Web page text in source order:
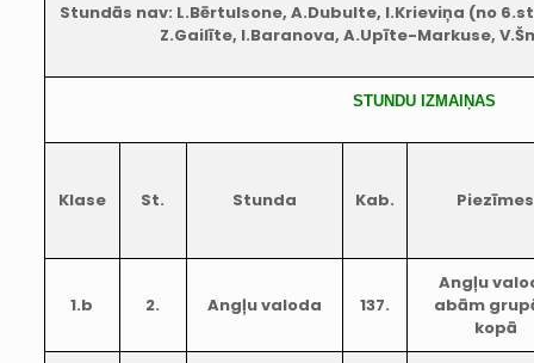
Stundās nav: L.Bērtulsone, A.Dubulte, I.Krieviņa (no
Z.Gailīte, I.Baranova, A.Upīte-Markuse,
STUNDU IZMAIŅAS
Klase St. Stunda Kab. Piezīmes
1.b 2. Angļu valoda 137.
Angļu
abām
kopā